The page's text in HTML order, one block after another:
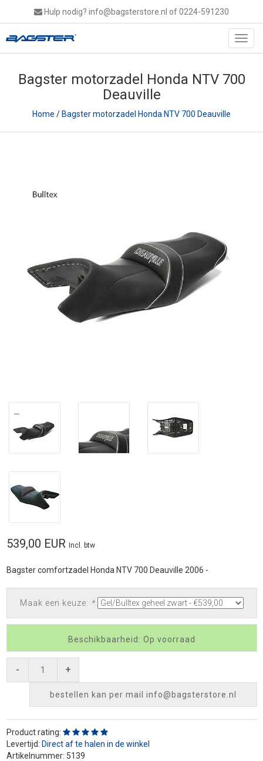
Hulp nodig? info@bagsterstore.nl of 0224-591230
Bagster motorzadel Honda NTV 700
Deauville
Home /Bagster motorzadel Honda NTV 700 Deauville
539,00 EUR Incl. btw
Bagster comfortzadel Honda NTV 700 Deauville 2006 -
Maak een keuze: *
Beschikbaarheid: Op voorraad
- +
bestellen kan per mail info@bagsterstore.nl
Product rating:
Levertijd: Direct af te halen in de winkel
Artikelnummer: 5139